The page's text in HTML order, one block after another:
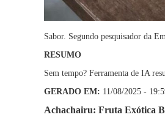
Sabor. Segundo pesquisador da
RESUMO
Sem tempo? Ferramenta de IA
GERADO EM: 11/08/2025 -
Achachairu: Fruta Exótica